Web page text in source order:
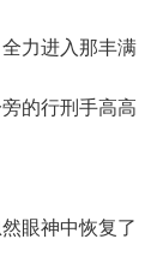
力进入那丰满
的行刑手高高
眼神中恢复了